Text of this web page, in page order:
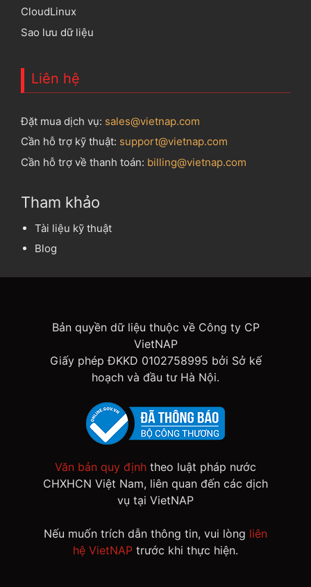
CloudLinux
Sao lưu dữ liệu
Liên hệ
Đặt mua dịch vụ: sales@vietnap.com
Cần hỗ trợ kỹ thuật: support@vietnap.com
Cần hỗ trợ về thanh toán: billing@vietnap.com
Tham khảo
Tài liệu kỹ thuật
Blog
Bản quyền dữ liệu thuộc về Công ty CP
VietNAP
Giấy phép ĐKKD 0102758995 bởi Sở kế
hoạch và đầu tư Hà Nội.
Văn bản quy định theo luật pháp nước
CHXHCN Việt Nam, liên quan đến các dịch
vụ tại VietNAP
Nếu muốn trích dẫn thông tin, vui lòng liên
hệ VietNAP trước khi thực hiện.